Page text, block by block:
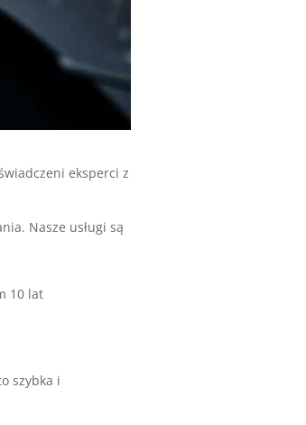
eksperci z
Nasze usługi są
10 lat
szybka i